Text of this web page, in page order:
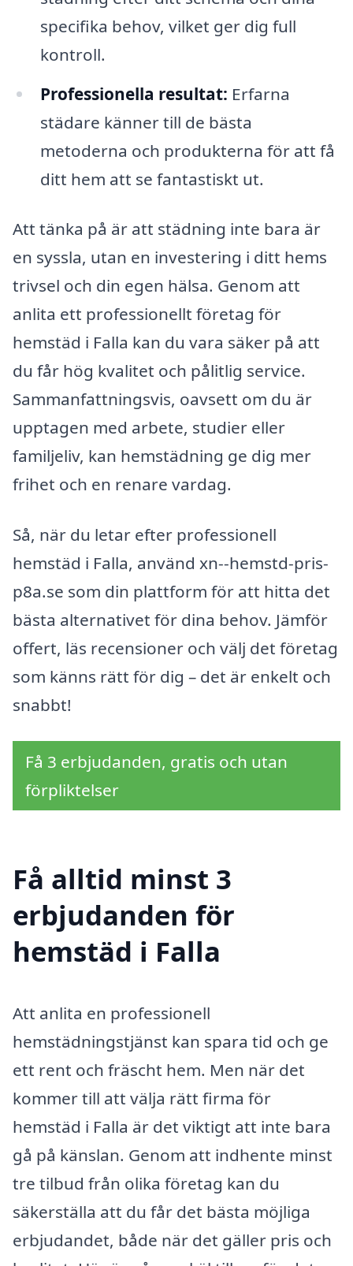
specifika behov, vilket ger dig full
kontroll.
Professionella resultat: Erfarna
städare känner till de bästa
metoderna och produkterna för att få
ditt hem att se fantastiskt ut.
Att tänka på är att städning inte bara är
en syssla, utan en investering i ditt hems
trivsel och din egen hälsa. Genom att
anlita ett professionellt företag för
hemstäd i Falla kan du vara säker på att
du får hög kvalitet och pålitlig service.
Sammanfattningsvis, oavsett om du är
upptagen med arbete, studier eller
familjeliv, kan hemstädning ge dig mer
frihet och en renare vardag.
Så, när du letar efter professionell
hemstäd i Falla, använd xn--hemstd-pris-
p8a.se som din plattform för att hitta det
bästa alternativet för dina behov. Jämför
offert, läs recensioner och välj det företag
som känns rätt för dig – det är enkelt och
snabbt!
Få 3 erbjudanden, gratis och utan
förpliktelser
Få alltid minst 3
erbjudanden för
hemstäd i Falla
Att anlita en professionell
hemstädningstjänst kan spara tid och ge
ett rent och fräscht hem. Men när det
kommer till att välja rätt firma för
hemstäd i Falla är det viktigt att inte bara
gå på känslan. Genom att indhente minst
tre tilbud från olika företag kan du
säkerställa att du får det bästa möjliga
erbjudandet, både när det gäller pris och